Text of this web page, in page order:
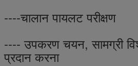
----चालान पायलट परीक्षण
---- उपकरण चयन, सामग्री
प्रदान करना